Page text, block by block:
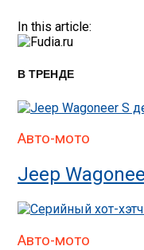
In this article:
В ТРЕНДЕ
Авто-мото
Jeep
Авто-мото